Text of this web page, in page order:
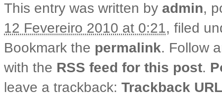
This entry was written by admin,
12 Fevereiro 2010 at 0:21, filed
Bookmark the permalink. Follow
with the RSS feed for this post.
leave a trackback: Trackback URL